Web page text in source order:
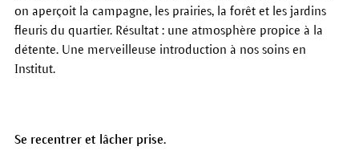
on aperçoit la campagne, les prairies, la forêt et les jardins
fleuris du quartier. Résultat : une atmosphère propice à la
détente. Une merveilleuse introduction à nos soins en
Institut.
Se recentrer et lâcher prise.